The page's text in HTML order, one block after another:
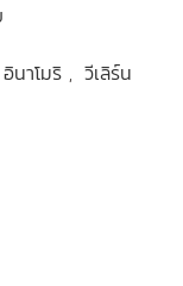
นาโมริ , วีเลิร์น